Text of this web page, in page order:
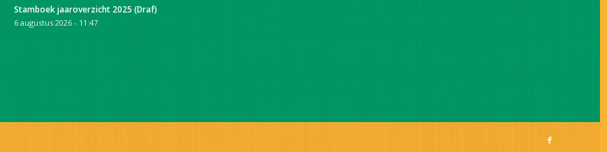
Stamboek jaaroverzicht 2025 (Draf)
6 augustus 2026 - 11:47